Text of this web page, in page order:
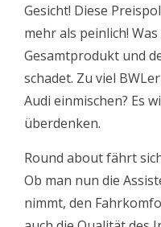
Gesicht! Diese
mehr als peinlich!
Gesamtprodukt und
schadet. Zu viel
Audi einmischen? Es
überdenken.
Round about fährt
Ob man nun die
nimmt, den